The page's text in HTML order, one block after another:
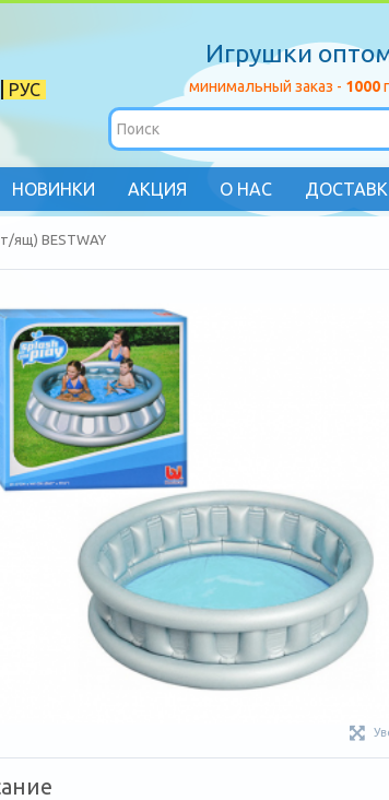
РУС
Игрушки
минимальный заказ - 1000
НОВИНКИ АКЦИЯ О НАС
ящ) BESTWAY